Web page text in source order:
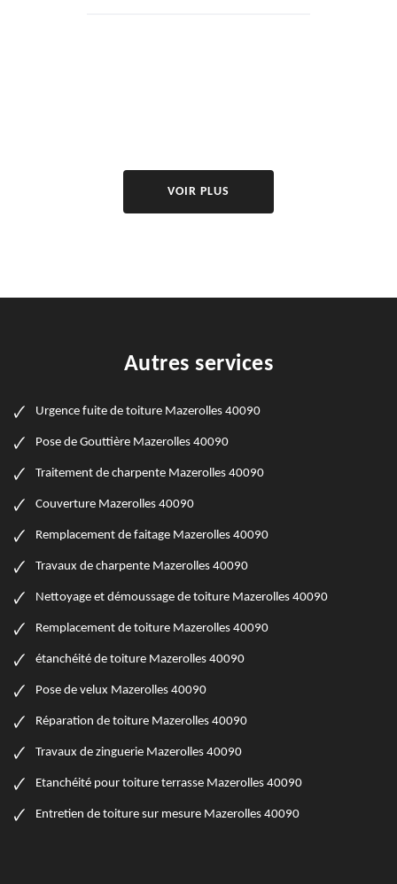
VOIR PLUS
Autres services
Urgence fuite de toiture Mazerolles 40090
Pose de Gouttière Mazerolles 40090
Traitement de charpente Mazerolles 40090
Couverture Mazerolles 40090
Remplacement de faitage Mazerolles 40090
Travaux de charpente Mazerolles 40090
Nettoyage et démoussage de toiture Mazerolles 40090
Remplacement de toiture Mazerolles 40090
étanchéité de toiture Mazerolles 40090
Pose de velux Mazerolles 40090
Réparation de toiture Mazerolles 40090
Travaux de zinguerie Mazerolles 40090
Etanchéité pour toiture terrasse Mazerolles 40090
Entretien de toiture sur mesure Mazerolles 40090